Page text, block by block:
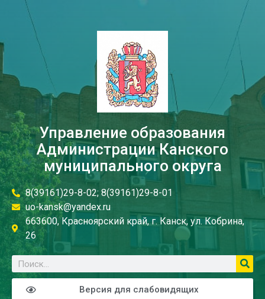
Управление образования
Администрации Канского
муниципального округа
8(39161)29-8-02; 8(39161)29-8-01
uo-kansk@yandex.ru
663600, Красноярский край, г. Канск, ул. Кобрина,
26
Версия для слабовидящих